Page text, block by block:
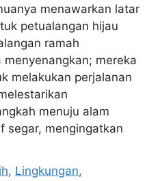
menawarkan latar
petualangan hijau
ramah
mereka
melakukan perjalanan
menuju alam
segar, mengingatkan
, Lingkungan,